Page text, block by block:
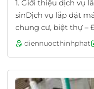
1. Giới thiệu dịch vụ lắp
sinDịch vụ lắp đặt
chung cư, biệt thự –
lắp đặt máy bơm
diennuocthinhphat